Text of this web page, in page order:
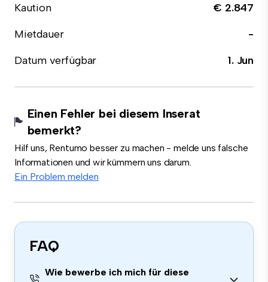
Kaution
€ 2.847
Mietdauer
-
Datum verfügbar
1. Jun
Einen Fehler bei diesem Inserat
bemerkt?
Hilf uns, Rentumo besser zu machen - melde uns falsche
Informationen und wir kümmern uns darum.
Ein Problem melden
FAQ
Wie bewerbe ich mich für diese